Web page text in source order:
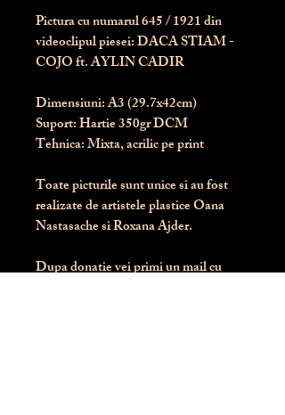
Pictura cu numarul645/ 1921 din
videoclipul piesei: DACA STIAM -
COJO ft. AYLIN CADIR
Dimensiuni: A3 (29.7x42cm)
Suport: Hartie 350gr DCM
Tehnica: Mixta, acrilic pe print
Toate picturile sunt unice si au fost
realizate de artistele plastice Oana
Nastasache si Roxana Ajder.
Dupa donatie vei primi un mail cu